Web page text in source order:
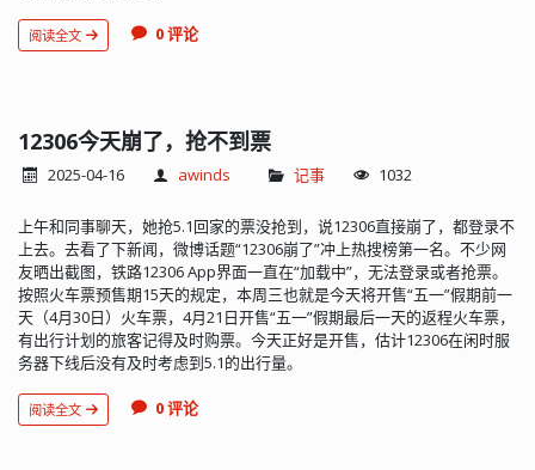
阅读全文 0 评论
12306今天崩了，抢不到票
2025-04-16 awinds 记事 1032
上午和同事聊天，她抢5.1回家的票没抢到，说12306直接崩了，都登录不
上去。去看了下新闻，微博话题“12306崩了”冲上热搜榜第一名。不少网
友晒出截图，铁路12306 App界面一直在“加载中”，无法登录或者抢票。
按照火车票预售期15天的规定，本周三也就是今天将开售“五一”假期前一
天（4月30日）火车票，4月21日开售“五一”假期最后一天的返程火车票，
有出行计划的旅客记得及时购票。今天正好是开售，估计12306在闲时服
务器下线后没有及时考虑到5.1的出行量。
阅读全文 0 评论